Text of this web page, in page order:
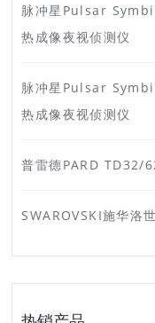
脉冲星Pulsar
热成像夜视侦测仪
脉冲星Pulsar
热成像夜视侦测仪
普雷德PARD TD32/
SWAROVSKI施华